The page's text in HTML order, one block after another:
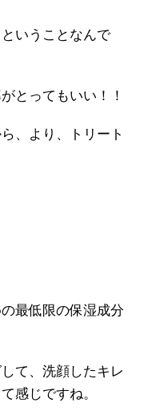
いうことなんで
とってもいい！！
、より、トリート
最低限の保湿成分
て、洗顔したキレ
感じですね。